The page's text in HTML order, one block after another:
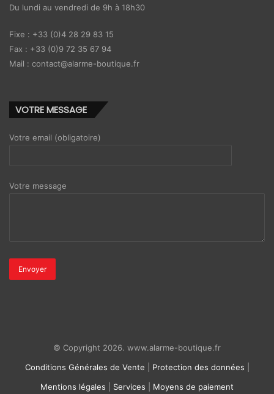
Du lundi au vendredi de 9h à 18h30
Fixe : +33 (0)4 28 29 83 15
Fax : +33 (0)9 72 35 67 94
Mail : contact@alarme-boutique.fr
VOTRE MESSAGE
Votre email (obligatoire)
Votre message
© Copyright 2026. www.alarme-boutique.fr
Conditions Générales de Vente
Protection des données
Mentions légales
Services Moyens de paiement